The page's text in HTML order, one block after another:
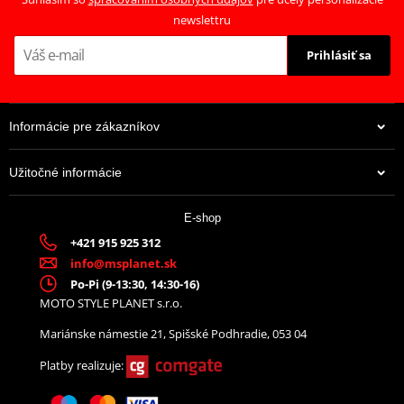
Na centrálnom sklade
newslettru
Prihlásiť sa
Informácie pre zákazníkov
Užitočné informácie
E-shop
+421 915 925 312
info@msplanet.sk
Po-Pi (9-13:30, 14:30-16)
MOTO STYLE PLANET s.r.o.
Mariánske námestie 21, Spišské Podhradie, 053 04
Platby realizuje: